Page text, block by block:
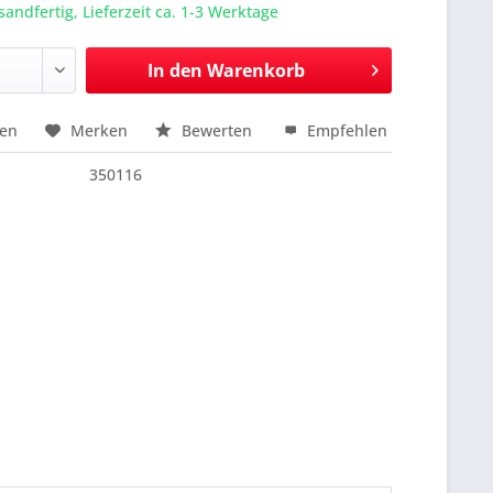
Lieferzeit ca. 1-3 Werktage
In den Warenkorb
Merken Bewerten Empfehlen
350116